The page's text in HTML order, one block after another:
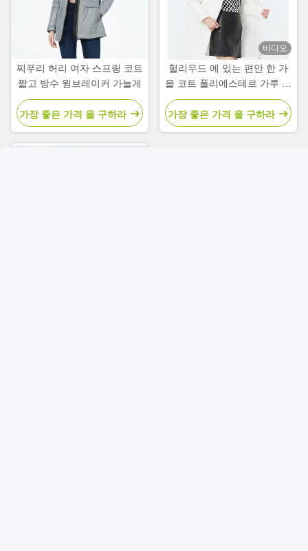
찌푸리 허리 여자 스프링 코트
짧고 방수 윙브레이커 가늘게
가장 좋은 가격 을 구하라
비디오
헐리우드 에 있는 편안 한 가
을 코트 폴리에스테르 가루 로
가득 찬 여자 의 봄 코트 와 재
킷
가장 좋은 가격 을 구하라